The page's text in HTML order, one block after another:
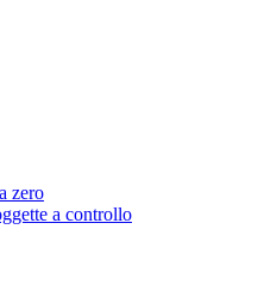
zero
a controllo